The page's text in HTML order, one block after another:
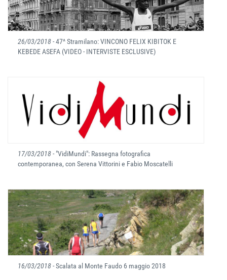
26/03/2018- 47^ Stramilano: VINCONO FELIX KIBITOK E
KEBEDE ASEFA (VIDEO - INTERVISTE ESCLUSIVE)
17/03/2018- "VidiMundi": Rassegna fotografica
contemporanea, con Serena Vittorini e Fabio Moscatelli
16/03/2018- Scalata al Monte Faudo 6 maggio 2018